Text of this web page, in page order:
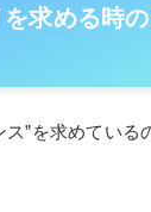
を求める時
”を求めてい